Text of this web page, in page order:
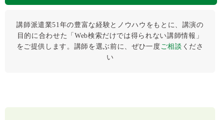
講師派遣業51年の豊富な経験とノウハウをもとに、講演の
目的に合わせた「Web検索だけでは得られない講師情報」
をご提供します。講師を選ぶ前に、ぜひ⼀度ご相談 くださ
い